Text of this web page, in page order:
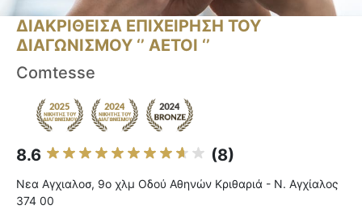
ΔΙΑΚΡΙΘΕΙΣΑ ΕΠΙΧΕΙΡΗΣΗ ΤΟΥ
ΔΙΑΓΩΝΙΣΜΟΥ ‘’ ΑΕΤΟΙ ‘’
Comtesse
8.6 (8)
Νεα Αγχιαλοσ, 9ο χλμ Οδού Αθηνών Κριθαριά - Ν. Αγχίαλος
374 00